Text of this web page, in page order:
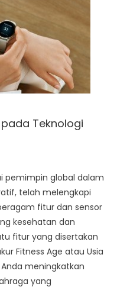
Teknologi
pemimpin global dalam
telah melengkapi
fitur dan sensor
kesehatan dan
fitur yang disertakan
Fitness Age atau Usia
meningkatkan
yang